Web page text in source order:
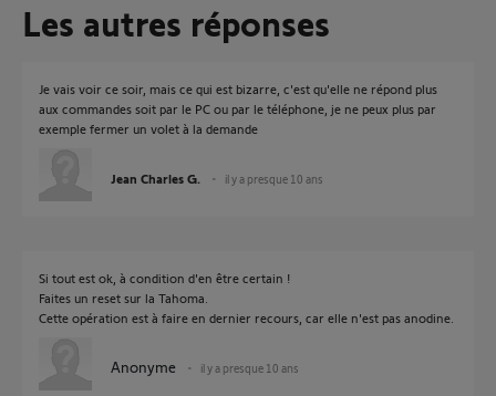
Les autres réponses
Je vais voir ce soir, mais ce qui est bizarre, c'est qu'elle ne répond plus
aux commandes soit par le PC ou par le téléphone, je ne peux plus par
exemple fermer un volet à la demande
Jean Charles G. il y a presque 10 ans
Si tout est ok, à condition d'en être certain !
Faites un reset sur la Tahoma.
Cette opération est à faire en dernier recours, car elle n'est pas anodine.
Anonyme il y a presque 10 ans